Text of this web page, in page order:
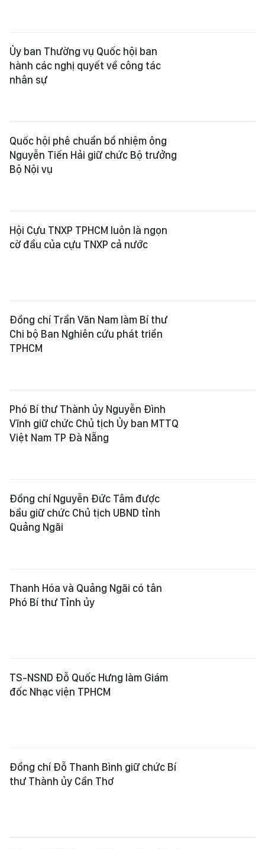
Ủy ban Thường vụ Quốc hội ban
hành các nghị quyết về công tác
nhân sự
Quốc hội phê chuẩn bổ nhiệm ông
Nguyễn Tiến Hải giữ chức Bộ trưởng
Bộ Nội vụ
Hội Cựu TNXP TPHCM luôn là ngọn
cờ đầu của cựu TNXP cả nước
Đồng chí Trần Văn Nam làm Bí thư
Chi bộ Ban Nghiên cứu phát triển
TPHCM
Phó Bí thư Thành ủy Nguyễn Đình
Vĩnh giữ chức Chủ tịch Ủy ban MTTQ
Việt Nam TP Đà Nẵng
Đồng chí Nguyễn Đức Tâm được
bầu giữ chức Chủ tịch UBND tỉnh
Quảng Ngãi
Thanh Hóa và Quảng Ngãi có tân
Phó Bí thư Tỉnh ủy
TS-NSND Đỗ Quốc Hưng làm Giám
đốc Nhạc viện TPHCM
Đồng chí Đỗ Thanh Bình giữ chức Bí
thư Thành ủy Cần Thơ